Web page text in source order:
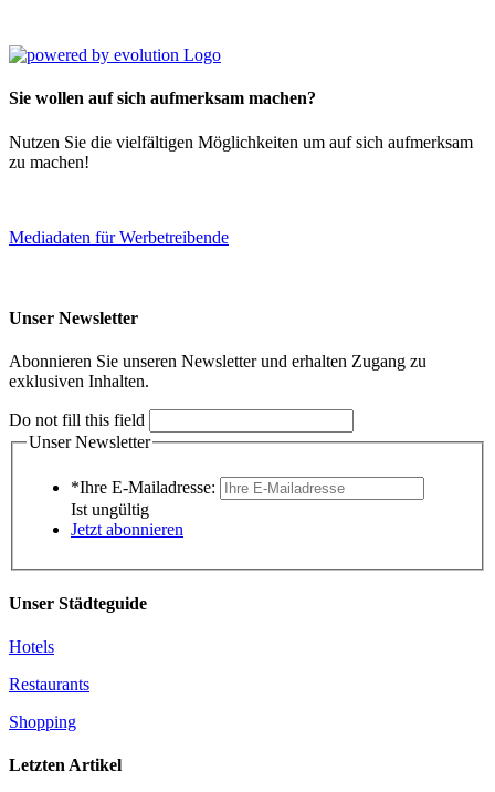
Sie wollen auf sich aufmerksam machen?
Nutzen Sie die vielfältigen Möglichkeiten um auf sich aufmerksam
zu machen!
Mediadaten für Werbetreibende
Unser Newsletter
Abonnieren Sie unseren Newsletter und erhalten Zugang zu
exklusiven Inhalten.
Do not fill this field
Unser Newsletter
*Ihre E-Mailadresse:
Ist ungültig
Jetzt abonnieren
Unser Städteguide
Hotels
Restaurants
Shopping
Letzten Artikel